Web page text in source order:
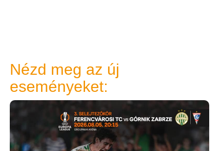
Nézd meg az új
eseményeket: